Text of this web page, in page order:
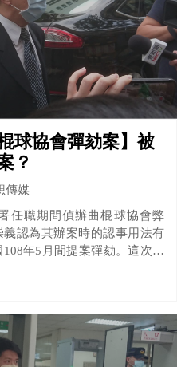
球協會彈劾案】被
？
傳媒
任職期間偵辦曲棍球協會弊
認為其辦案時的認事用法有
年5月間提案彈劾。這次進